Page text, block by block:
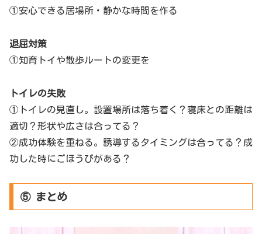
①安心できる居場所・静かな時間を作る
退屈対策
①知育トイや散歩ルートの変更を
トイレの失敗
①トイレの見直し。設置場所は落ち着く？寝床との距離は
適切？形状や広さは合ってる？
②成功体験を重ねる。誘導するタイミングは合ってる？成
功した時にごほうびがある？
⑤ まとめ